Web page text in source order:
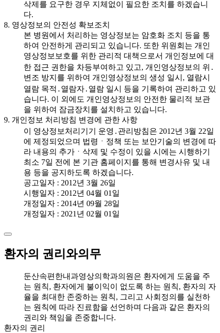
삭제를 요구한 경우 지체없이 필요한 조치를 하겠습니
다.
8. 영상정보의 안전성 확보조치
본 병원에서 처리하는 영상정보는 암호화 조치 등을 통
하여 안전하게 관리되고 있습니다. 또한 위원회는 개인
영상정보보호를 위한 관리적 대책으로서 개인정보에 대
한 접근 권한을 차등부여하고 있고, 개인영상정보의 위․
변조 방지를 위하여 개인영상정보의 생성 일시, 열람시
열람 목적․열람자․열람 일시 등을 기록하여 관리하고 있
습니다. 이 외에도 개인영상정보의 안전한 물리적 보관
을 위하여 잠금장치를 설치하고 있습니다.
9. 개인정보 처리방침 변경에 관한 사항
이 영상정보처리기기 운영․관리방침은 2012년 3월 22일
에 제정되었으며 법령ㆍ정책 또는 보안기술의 변경에 따
라 내용의 추가ㆍ삭제 및 수정이 있을 시에는 시행하기
최소 7일 전에 본 기관 홈페이지를 통해 변경사유 및 내
용 등을 공지하도록 하겠습니다.
공고일자 : 2012년 3월 26일
시행일자 : 2012년 04월 01일
개정일자 : 2014년 09월 28일
개정일자 : 2021년 02월 01일
환자의 권리와의무
둔산속편한내과영상의학과의원은 환자에게 도움을 주
는 원칙, 환자에게 불이익이 없도록 하는 원칙, 환자의 자
율을 최대한 존중하는 원칙, 그리고 사회정의를 실천하
는 원칙에 따라 진료함을 선언하며 다음과 같은 환자의
권리와 책임을 존중합니다.
환자의 권리